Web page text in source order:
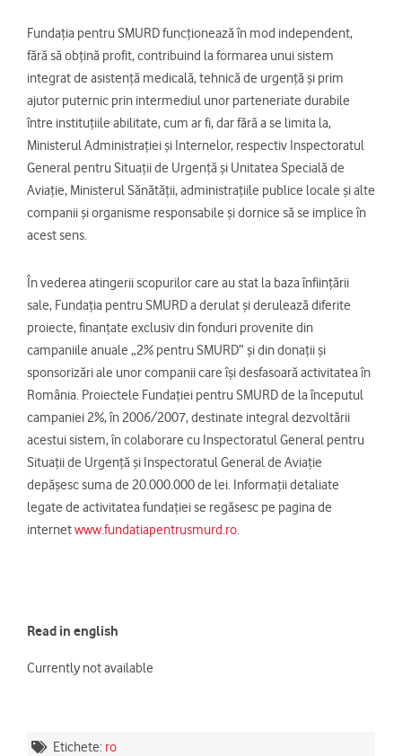
Fundația pentru SMURD funcționează în mod independent,
fără să obțină profit, contribuind la formarea unui sistem
integrat de asistență medicală, tehnică de urgență și prim
ajutor puternic prin intermediul unor parteneriate durabile
între instituțiile abilitate, cum ar fi, dar fără a se limita la,
Ministerul Administrației și Internelor, respectiv Inspectoratul
General pentru Situații de Urgență și Unitatea Specială de
Aviație, Ministerul Sănătății, administrațiile publice locale și alte
companii și organisme responsabile și dornice să se implice în
acest sens.
În vederea atingerii scopurilor care au stat la baza înființării
sale, Fundația pentru SMURD a derulat și derulează diferite
proiecte, finanțate exclusiv din fonduri provenite din
campaniile anuale „2% pentru SMURD” și din donații și
sponsorizări ale unor companii care își desfasoară activitatea în
România. Proiectele Fundației pentru SMURD de la începutul
campaniei 2%, în 2006/2007, destinate integral dezvoltării
acestui sistem, în colaborare cu Inspectoratul General pentru
Situații de Urgență și Inspectoratul General de Aviație
depășesc suma de 20.000.000 de lei. Informații detaliate
legate de activitatea fundaţiei se regăsesc pe pagina de
internetwww.fundatiapentrusmurd.ro.
Read in english
Currently not available
Etichete: ro